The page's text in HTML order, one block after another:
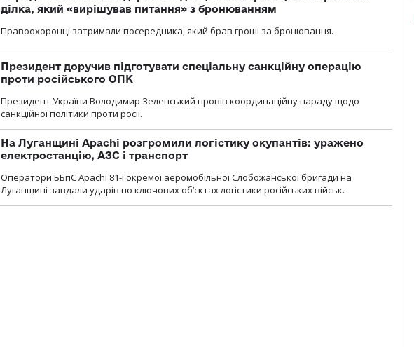
ділка, який «вирішував питання» з бронюванням
Правоохоронці затримали посередника, який брав гроші за бронювання.
Президент доручив підготувати спеціальну санкційну операцію
проти російського ОПК
Президент України Володимир Зеленський провів координаційну нараду щодо
санкційної політики проти росії.
На Луганщині Apachi розгромили логістику окупантів: уражено
електростанцію, АЗС і транспорт
Оператори ББпС Apachi 81-ї окремої аеромобільної Слобожанської бригади на
Луганщині завдали ударів по ключових об’єктах логістики російських військ.